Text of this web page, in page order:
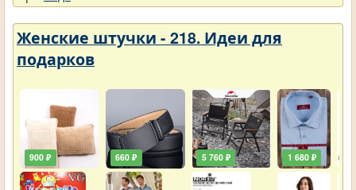
Женские штучки - 218. Идеи для
подарков
900 ₽ 660 ₽ 5 760 ₽ 1 680 ₽